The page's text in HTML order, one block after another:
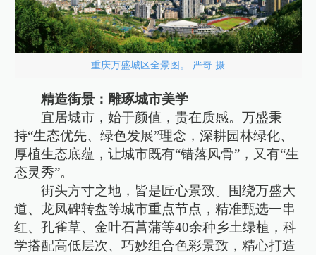
重庆万盛城区全景图。 严奇 摄
精造街景：雕琢城市美学
宜居城市，始于颜值，贵在质感。万盛秉
持“生态优先、绿色发展”理念，深耕园林绿化、
厚植生态底蕴，让城市既有“错落风骨”，又有“生
态灵秀”。
街头方寸之地，皆是匠心景致。围绕万盛大
道、龙凤碑转盘等城市重点节点，精准甄选一串
红、孔雀草、金叶石菖蒲等40余种乡土绿植，科
学搭配高低层次、巧妙组合色彩景致，精心打造